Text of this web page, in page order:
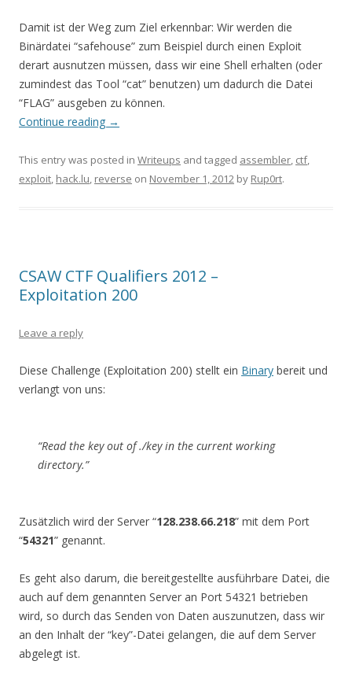
Damit ist der Weg zum Ziel erkennbar: Wir werden die
Binärdatei “safehouse” zum Beispiel durch einen Exploit
derart ausnutzen müssen, dass wir eine Shell erhalten (oder
zumindest das Tool “cat” benutzen) um dadurch die Datei
“FLAG” ausgeben zu können.
Continue reading →
This entry was posted in Writeups and tagged assembler, ctf,
exploit, hack.lu, reverse on November 1, 2012 by Rup0rt.
CSAW CTF Qualifiers 2012 –
Exploitation 200
Leave a reply
Diese Challenge (Exploitation 200) stellt ein Binary bereit und
verlangt von uns:
“Read the key out of ./key in the current working
directory.”
Zusätzlich wird der Server “128.238.66.218” mit dem Port
“54321” genannt.
Es geht also darum, die bereitgestellte ausführbare Datei, die
auch auf dem genannten Server an Port 54321 betrieben
wird, so durch das Senden von Daten auszunutzen, dass wir
an den Inhalt der “key”-Datei gelangen, die auf dem Server
abgelegt ist.